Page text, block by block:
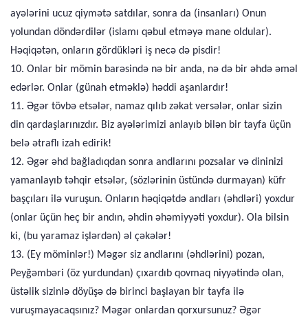
ayələrini ucuz qiymətə satdılar, sonra da (insanları) Onun
yolundan döndərdilər (islamı qəbul etməyə mane oldular).
Həqiqətən, onların gördükləri iş necə də pisdir!
10. Onlar bir mömin barəsində nə bir anda, nə də bir əhdə əməl
edərlər. Onlar (günah etməklə) həddi aşanlardır!
11. Əgər tövbə etsələr, namaz qılıb zəkat versələr, onlar sizin
din qardaşlarınızdır. Biz ayələrimizi anlayıb bilən bir tayfa üçün
belə ətraflı izah edirik!
12. Əgər əhd bağladıqdan sonra andlarını pozsalar və dininizi
yamanlayıb təhqir etsələr, (sözlərinin üstündə durmayan) küfr
başçıları ilə vuruşun. Onların həqiqətdə andları (əhdləri) yoxdur
(onlar üçün heç bir andın, əhdin əhəmiyyəti yoxdur). Ola bilsin
ki, (bu yaramaz işlərdən) əl çəkələr!
13. (Ey möminlər!) Məgər siz andlarını (əhdlərini) pozan,
Peyğəmbəri (öz yurdundan) çıxardıb qovmaq niyyətində olan,
üstəlik sizinlə döyüşə də birinci başlayan bir tayfa ilə
vuruşmayacaqsınız? Məgər onlardan qorxursunuz? Əgər